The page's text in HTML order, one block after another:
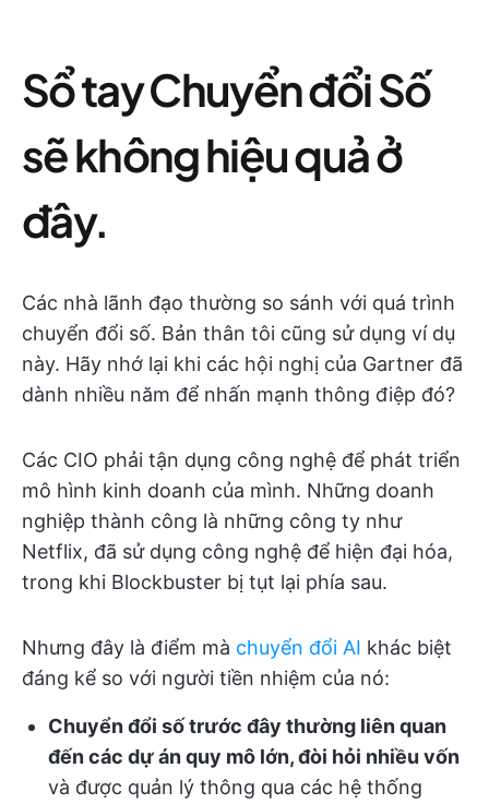
Sổ tay Chuyển đổi Số
sẽ không hiệu quả ở
đây.
Các nhà lãnh đạo thường so sánh với quá trình
chuyển đổi số. Bản thân tôi cũng sử dụng ví dụ
này. Hãy nhớ lại khi các hội nghị của Gartner đã
dành nhiều năm để nhấn mạnh thông điệp đó?
Các CIO phải tận dụng công nghệ để phát triển
mô hình kinh doanh của mình. Những doanh
nghiệp thành công là những công ty như
Netflix, đã sử dụng công nghệ để hiện đại hóa,
trong khi Blockbuster bị tụt lại phía sau.
Nhưng đây là điểm mà chuyển đổi AI khác biệt
đáng kể so với người tiền nhiệm của nó:
Chuyển đổi số trước đây thường liên quan
đến các dự án quy mô lớn, đòi hỏi nhiều vốn
và được quản lý thông qua các hệ thống